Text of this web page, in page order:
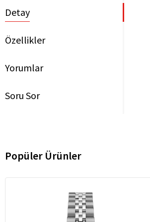
Detay
Özellikler
Yorumlar
Soru Sor
Popüler Ürünler